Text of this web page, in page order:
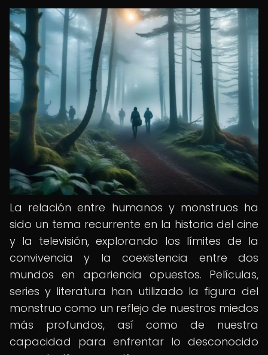
La relación entre humanos y monstruos ha
sido un tema recurrente en la historia del cine
y la televisión, explorando los límites de la
convivencia y la coexistencia entre dos
mundos en apariencia opuestos. Películas,
series y literatura han utilizado la figura del
monstruo como un reflejo de nuestros miedos
más profundos, así como de nuestra
capacidad para enfrentar lo desconocido